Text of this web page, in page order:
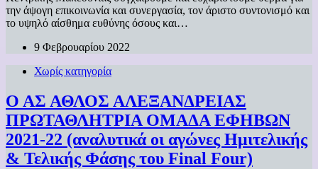
την άψογη επικοινωνία και συνεργασία, τον άριστο συντονισμό και
το υψηλό αίσθημα ευθύνης όσους και…
9 Φεβρουαρίου 2022
Χωρίς κατηγορία
Ο ΑΣ ΑΘΛΟΣ ΑΛΕΞΑΝΔΡΕΙΑΣ
ΠΡΩΤΑΘΛΗΤΡΙΑ ΟΜΑΔΑ ΕΦΗΒΩΝ
2021-22 (αναλυτικά οι αγώνες Hμιτελικής
& Τελικής Φάσης του Final Four)